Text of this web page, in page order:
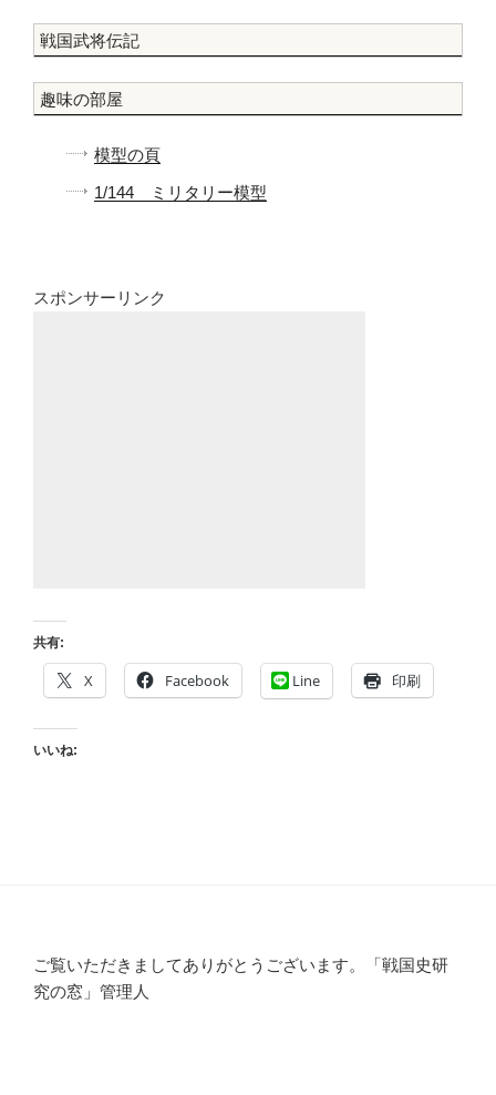
戦国武将伝記
趣味の部屋
模型の頁
1/144 ミリタリー模型
スポンサーリンク
共有:
X Facebook Line 印刷
いいね:
ご覧いただきましてありがとうございます。「戦国史研
究の窓」管理人